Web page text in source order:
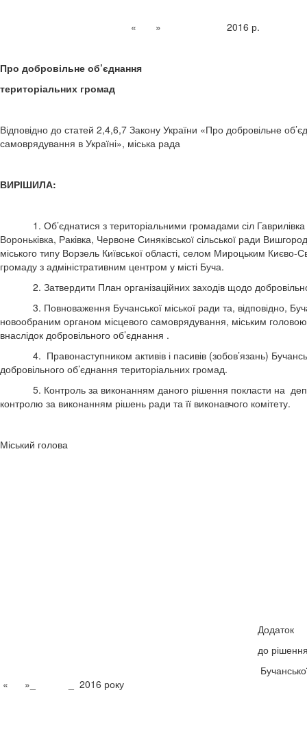
« » 2016
Про добровільне об’єднання
територіальних громад
Відповідно до статей 2,4,6,7 Закону України «Про добровільне
самоврядування в Україні», міська рада
ВИРІШИЛА:
1. Об’єднатися з територіальними громадами сіл Гаврилівка
Вороньківка, Раківка, Червоне Синяківської сільської ради
міського типу Ворзель Київської області, селом Мироцьким Києво-
громаду з адміністративним центром у місті Буча.
2. Затвердити План організаційних заходів щодо
3. Повноваження Бучанської міської ради та, відповідно,
новообраним органом місцевого самоврядування, міським
внаслідок добровільного об’єднання .
4. Правонаступником активів і пасивів (зобов’язань)
добровільного об’єднання територіальних громад.
5. Контроль за виконанням даного рішення покласти на
контролю за виконанням рішень ради та її виконавчого комітету.
Міський голова
Додаток
до рішення №
« »_ _ 2016 року